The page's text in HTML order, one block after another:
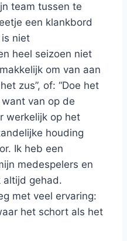
team tussen te
een klankbord
niet
heel seizoen niet
om van aan
zus”, of: “Doe het
van op de
werkelijk op het
houding
Ik heb een
medespelers en
altijd gehad.
met veel ervaring:
het schort als het